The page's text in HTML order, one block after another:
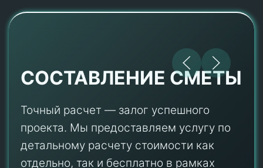
СОСТАВЛЕНИЕ СМЕТЫ
Точный расчет — залог успешного
проекта. Мы предоставляем услугу по
детальному расчету стоимости как
отдельно, так и бесплатно в рамках